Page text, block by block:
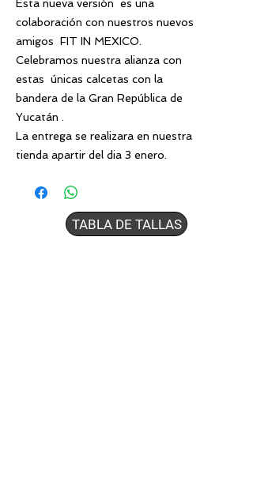
Esta nueva versión es una
colaboración con nuestros nuevos
amigos FIT IN MEXICO.
Celebramos nuestra alianza con
estas únicas calcetas con la
bandera de la Gran República de
Yucatán .
La entrega se realizara en nuestra
tienda apartir del dia 3 enero.
TABLA DE TALLAS